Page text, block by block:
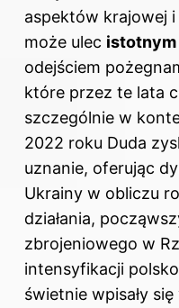
aspektów krajowej
może ulec istotnym
odejściem
które przez te lata
szczególnie w
2022 roku Duda
uznanie, oferując
Ukrainy w obliczu
działania,
zbrojeniowego w
intensyfikacji
świetnie wpisały